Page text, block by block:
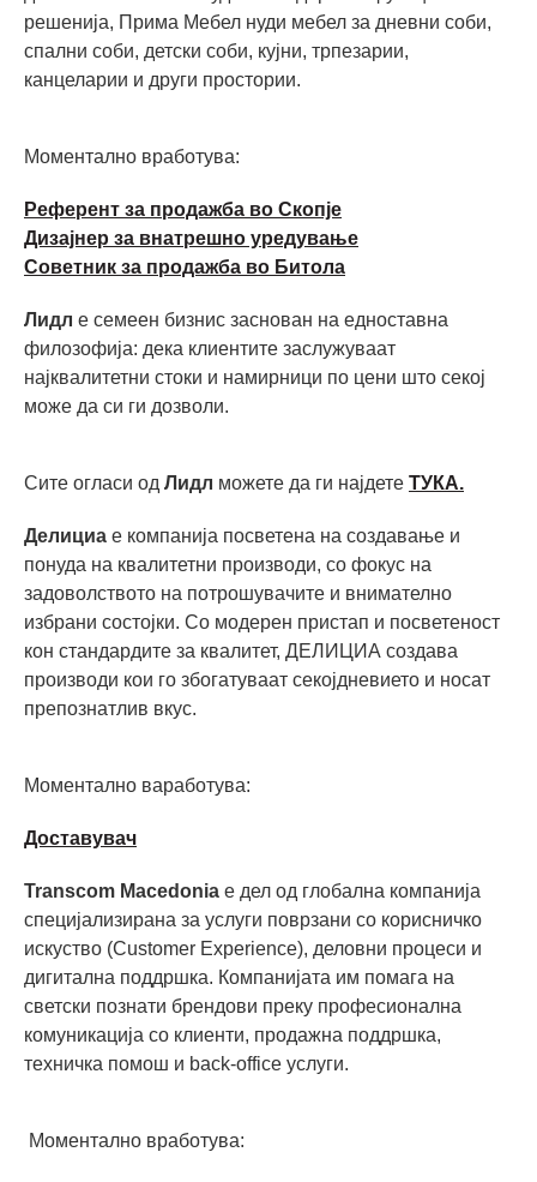
решенија, Прима Мебел нуди мебел за дневни соби,
спални соби, детски соби, кујни, трпезарии,
канцеларии и други простории.
Моментално вработува:
Референт за продажба во Скопје
Дизајнер за внатрешно уредување
Советник за продажба во Битола
Лидл е семеен бизнис заснован на едноставна
филозофија: дека клиентите заслужуваат
најквалитетни стоки и намирници по цени што секој
може да си ги дозволи.
Сите огласи од Лидл можете да ги најдете ТУКА.
Делициа е компанија посветена на создавање и
понуда на квалитетни производи, со фокус на
задоволството на потрошувачите и внимателно
избрани состојки. Со модерен пристап и посветеност
кон стандардите за квалитет, ДЕЛИЦИА создава
производи кои го збогатуваат секојдневието и носат
препознатлив вкус.
Моментално ваработува:
Доставувач
Transcom Macedonia е дел од глобална компанија
специјализирана за услуги поврзани со корисничко
искуство (Customer Experience), деловни процеси и
дигитална поддршка. Компанијата им помага на
светски познати брендови преку професионална
комуникација со клиенти, продажна поддршка,
техничка помош и back-office услуги.
Моментално вработува: